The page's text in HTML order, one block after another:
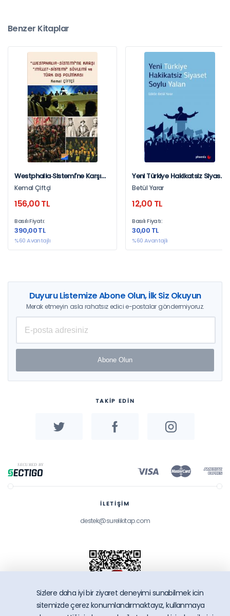
Benzer Kitaplar
Westphalia‐Sistemi'ne Karşı
Millet‐Sistemi Söylemi Ve Türk
Dış Politikası
Kemal Çiftçi
156,00 TL
Basılı Fiyatı:
390,00 TL
%60 Avantajlı
Yeni Türkiye Hakikatsiz Siyaset
Soylu Yalan
Betül Yarar
12,00 TL
Basılı Fiyatı:
30,00 TL
%60 Avantajlı
Duyuru Listemize Abone Olun, İlk Siz Okuyun
Merak etmeyin asla rahatsız edici e-postalar göndermiyoruz.
Abone Olun
TAKİP EDİN
İLETİŞİM
destek@surelikitap.com
Sizlere daha iyi bir ziyaret deneyimi sunabilmek icin
sitemizde çerez konumlandırmaktayız, kullanmaya